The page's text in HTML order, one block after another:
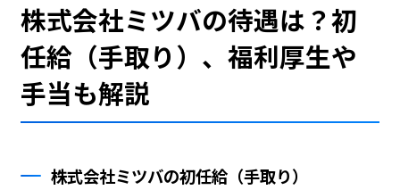
株式会社ミツバの待遇は？初
任給（手取り）、福利厚生や
手当も解説
株式会社ミツバの初任給（手取り）